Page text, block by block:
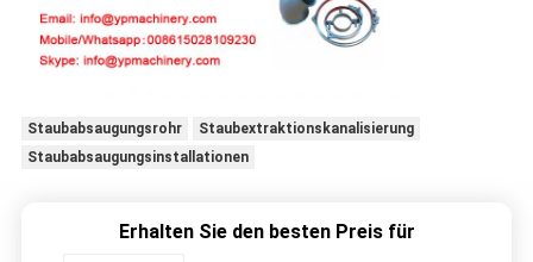
Staubabsaugungsrohr
Staubextraktionskanalisierung
Staubabsaugungsinstallationen
Erhalten Sie den besten Preis für